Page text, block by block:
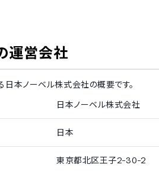
能 従業員へのシ
不足の判定機能
夜勤の日跨ぎ
暇管理機能
知機能
対応
運営会社
日本ノーベル株式会社の概要です。
日本ノーベル株式会社
日本
東京都北区王子2-30-2